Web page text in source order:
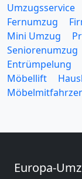
Umzugsservice
Fernumzug
Mini Umzug
Seniorenumzug
Entrümpelung
Möbellift
Europa-